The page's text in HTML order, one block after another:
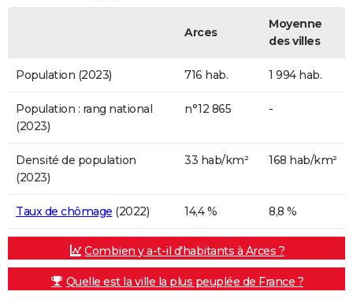
Arces
Moyenne
des villes
Population (2023) 716 hab. 1 994 hab.
Population : rang national
(2023)
n°12 865 -
Densité de population
(2023)
33 hab/km² 168 hab/km²
Taux de chômage (2022) 14,4 % 8,8 %
Combien y a-t-il d'habitants à Arces ?
Quelle est la ville la plus peuplée de France ?